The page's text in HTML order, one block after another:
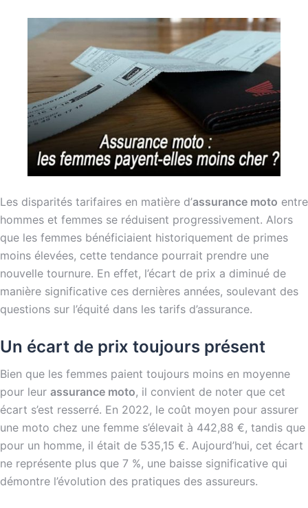
Les disparités tarifaires en matière d’assurance moto entre
hommes et femmes se réduisent progressivement. Alors
que les femmes bénéficiaient historiquement de primes
moins élevées, cette tendance pourrait prendre une
nouvelle tournure. En effet, l’écart de prix a diminué de
manière significative ces dernières années, soulevant des
questions sur l’équité dans les tarifs d’assurance.
Un écart de prix toujours présent
Bien que les femmes paient toujours moins en moyenne
pour leur assurance moto, il convient de noter que cet
écart s’est resserré. En 2022, le coût moyen pour assurer
une moto chez une femme s’élevait à 442,88 €, tandis que
pour un homme, il était de 535,15 €. Aujourd’hui, cet écart
ne représente plus que 7 %, une baisse significative qui
démontre l’évolution des pratiques des assureurs.